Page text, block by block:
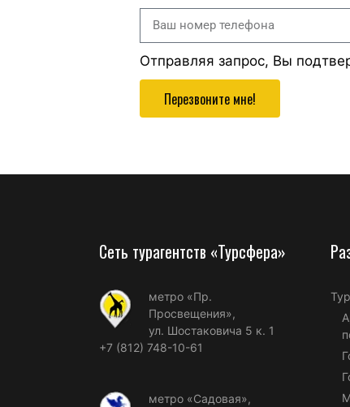
Отправляя запрос, Вы
Перезвоните мне!
Сеть турагентств «Турсфера»
метро «Пр.
Просвещения»,
ул. Шостаковича 5 к. 1
+7 (812) 748-10-61
метро «Садовая»,